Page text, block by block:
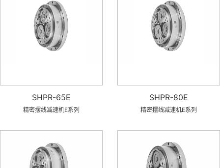
SHPR-65E
精密摆线减速机E系列
SHPR-80E
精密摆线减速机E系列